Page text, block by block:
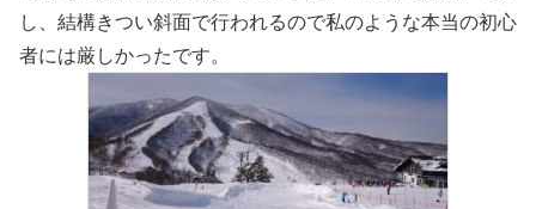
し、結構きつい斜面で行われるので私のような本当の初心
者には厳しかったです。